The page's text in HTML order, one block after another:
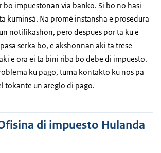
bo impuestonan via banko. Si bo no hasi
kuminsá. Na promé instansha e prosedura
notifikashon, pero despues por ta ku e
serka bo, e akshonnan aki ta trese
e ora ei ta bini riba bo debe di impuesto.
ku pago, tuma kontakto ku nos pa
tokante un areglo di pago.
di impuesto Hulanda